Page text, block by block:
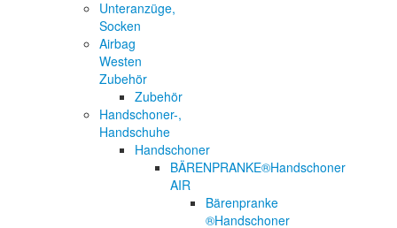
Unteranzüge,
Socken
Airbag
Westen
Zubehör
Zubehör
Handschoner-,
Handschuhe
Handschoner
BÄRENPRANKE®Handschoner
AIR
Bärenpranke
®Handschoner